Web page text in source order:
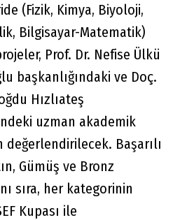
(Fizik, Kimya, Biyoloji,
Bilgisayar-Matematik)
Prof. Dr. Nefise Ülkü
başkanlığındaki ve Doç.
Hızlıateş
uzman akademik
değerlendirilecek. Başarılı
Gümüş ve Bronz
sıra, her kategorinin
Kupası ile